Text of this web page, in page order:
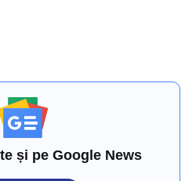
și pe Google News